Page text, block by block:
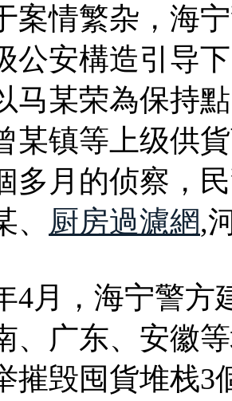
案情繁杂，海
公安構造引导
马某荣為保持
某镇等上级供
多月的侦察，
、 厨房過濾網,
4月，海宁警方
、广东、安徽
摧毁囤貨堆栈3